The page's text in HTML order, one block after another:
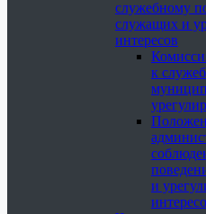
служебному
служащих и
интересов
к
и